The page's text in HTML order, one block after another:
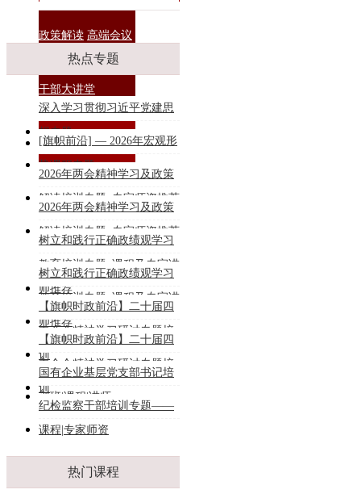
政策解读 高端会议
干部大讲堂
联系我们
热点专题
深入学习贯彻习近平党建思
想专题
[旗帜前沿] — 2026年宏观形
势课程专题
2026年两会精神学习及政策
解读培训专题_专家师资推荐
2026年两会精神学习及政策
解读培训专题_专家师资推荐
树立和践行正确政绩观学习
教育培训专题_课程及专家讲
师推荐
树立和践行正确政绩观学习
教育培训专题_课程及专家讲
师推荐
【旗帜时政前沿】二十届四
中全会精神学习研讨专题培
训
【旗帜时政前沿】二十届四
中全会精神学习研讨专题培
训
国有企业基层党支部书记培
训班|课程|讲师
纪检监察干部培训专题——
课程|专家师资
热门课程